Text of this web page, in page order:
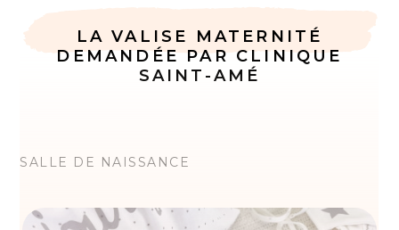
LA VALISE MATERNITÉ
DEMANDÉE PAR CLINIQUE
SAINT-AMÉ
SALLE DE NAISSANCE